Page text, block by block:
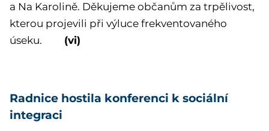
a Na Karolině. Děkujeme občanům za trpělivost,
kterou projevili při výluce frekventovaného
úseku.
(vi)
Radnice hostila konferenci k sociální
integraci